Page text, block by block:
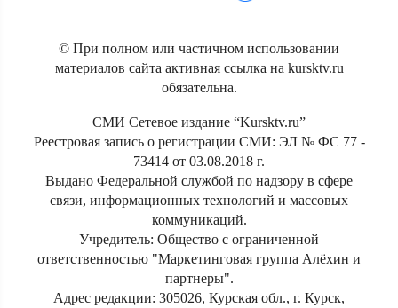
© При полном или частичном использовании
материалов сайта активная ссылка на kursktv.ru
обязательна.
СМИ Сетевое издание “Kursktv.ru”
Реестровая запись о регистрации СМИ: ЭЛ № ФС 77 -
73414 от 03.08.2018 г.
Выдано Федеральной службой по надзору в сфере
связи, информационных технологий и массовых
коммуникаций.
Учредитель: Общество с ограниченной
ответственностью "Маркетинговая группа Алёхин и
партнеры".
Адрес редакции: 305026, Курская обл., г. Курск,